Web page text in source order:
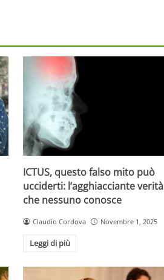
ICTUS, questo falso mito può
ucciderti: l’agghiacciante verità
che nessuno conosce
Claudio Cordova Novembre 1, 2025
Leggi di più